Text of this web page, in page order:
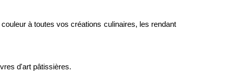
à toutes vos créations culinaires, les rendant
d'art pâtissières.